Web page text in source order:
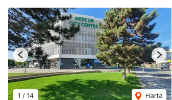
1 / 14 Harta
Previous Next